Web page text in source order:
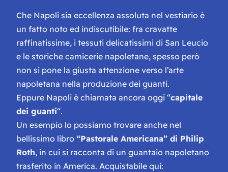
Che Napoli sia eccellenza assoluta nel vestiario è
un fatto noto ed indiscutibile: fra cravatte
raffinatissime, i tessuti delicatissimi di San Leucio
e le storiche camicerie napoletane, spesso però
non si pone la giusta attenzione verso l’arte
napoletana nella produzione dei guanti.
Eppure Napoli è chiamata ancora oggi “capitale
dei guanti“.
Un esempio lo possiamo trovare anche nel
bellissimo libro “Pastorale Americana” di Philip
Roth, in cui si racconta di un guantaio napoletano
trasferito in America. Acquistabile qui: